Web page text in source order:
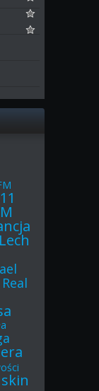
Lech
Real
skin